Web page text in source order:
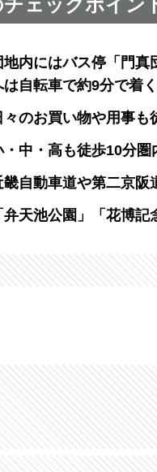
ェックポイン
地内にはバス停「門
は自転車で約9分で着
々のお買い物や⽤事
・中・高も徒歩10分
畿自動車道や第二京阪
弁天池公園」「花博